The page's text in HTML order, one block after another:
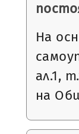
На
ал.1,
на